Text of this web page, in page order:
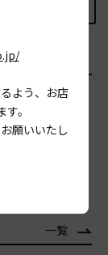
市中京区
京都市南区
一覧
よう、お店
。
願いいたし